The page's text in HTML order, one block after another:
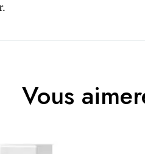
pour laisser un avis
Vous